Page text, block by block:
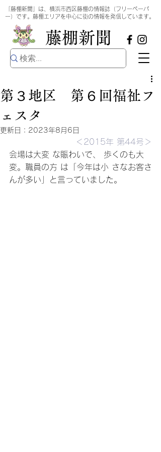
​藤棚新聞
「藤棚新聞」は、横浜市西区藤棚の情報誌（フリーペーパ
ー）です。藤棚エリアを中心に街の情報を発信しています。
第３地区 第６回福祉フ
ェスタ
更新日： 2023年8月6日
＜2015年 第44号＞
会場は大変 な賑わいで、 歩くのも大
変。職員の方 は「今年は小 さなお客さ
んが多い」と言っていました。